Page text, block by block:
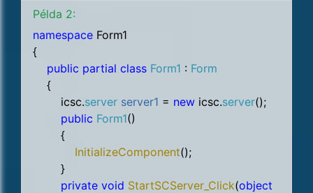
Példa 2:
namespace Form1
{
public partial class Form1 : Form
{
icsc.server server1 = new icsc.server();
public Form1()
{
InitializeComponent();
}
private void StartSCServer_Click(object